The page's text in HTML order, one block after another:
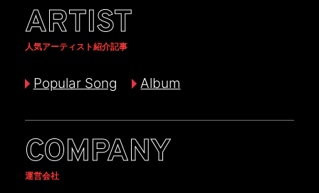
ARTIST
人気アーティスト紹介記事
Popular Song Album
COMPANY
運営会社